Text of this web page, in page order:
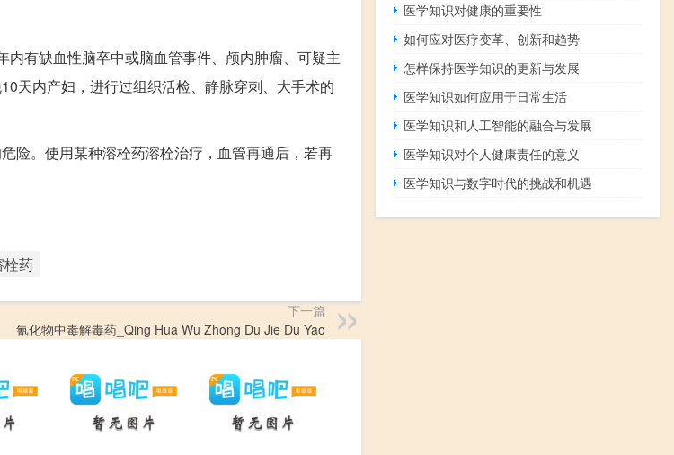
有缺血性脑卒中或脑血管事件、颅内肿瘤、可疑主
天内产妇，进行过组织活检、静脉穿刺、大手术的
险。使用某种溶栓药溶栓治疗，血管再通后，若再
栓药
下一篇
氰化物中毒解毒药_Qing Hua Wu Zhong Du Jie Du Yao
医学知识对健康的重要性
如何应对医疗变革、创新和趋势
怎样保持医学知识的更新与发展
医学知识如何应用于日常生活
医学知识和人工智能的融合与发展
医学知识对个人健康责任的意义
医学知识与数字时代的挑战和机遇